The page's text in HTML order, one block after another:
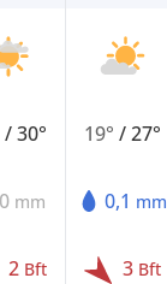
/30°
0 mm
2 Bft
19° /27°
0,1 mm
3 Bft